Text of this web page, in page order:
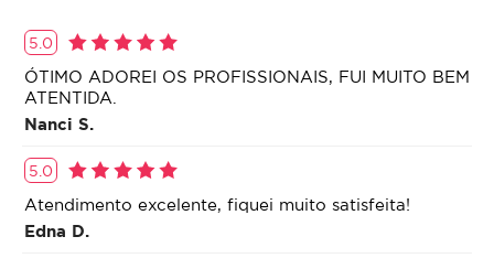
5.0
ÓTIMO ADOREI OS PROFISSIONAIS, FUI MUITO BEM
ATENTIDA.
Nanci S.
5.0
Atendimento excelente, fiquei muito satisfeita!
Edna D.